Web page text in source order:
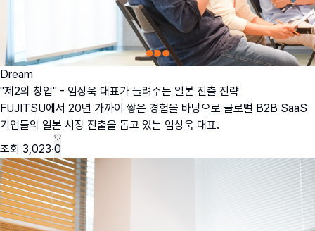
Dream
"제2의 창업" - 임상욱 대표가 들려주는 일본 진출 전략
FUJITSU에서 20년 가까이 쌓은 경험을 바탕으로 글로벌 B2B SaaS
기업들의 일본 시장 진출을 돕고 있는 임상욱 대표.
조회 3,023·0